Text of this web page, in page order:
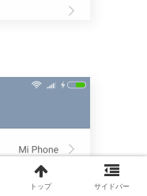
トップ サイドバー